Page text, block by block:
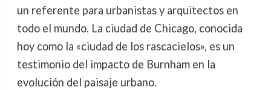
un referente para urbanistas y arquitectos en
todo el mundo. La ciudad de Chicago, conocida
hoy como la «ciudad de los rascacielos», es un
testimonio del impacto de Burnham en la
evolución del paisaje urbano.